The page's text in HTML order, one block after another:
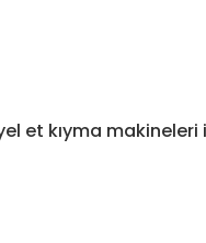
et kıyma